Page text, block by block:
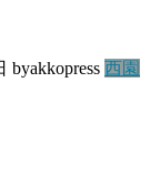
byakkopress 西園